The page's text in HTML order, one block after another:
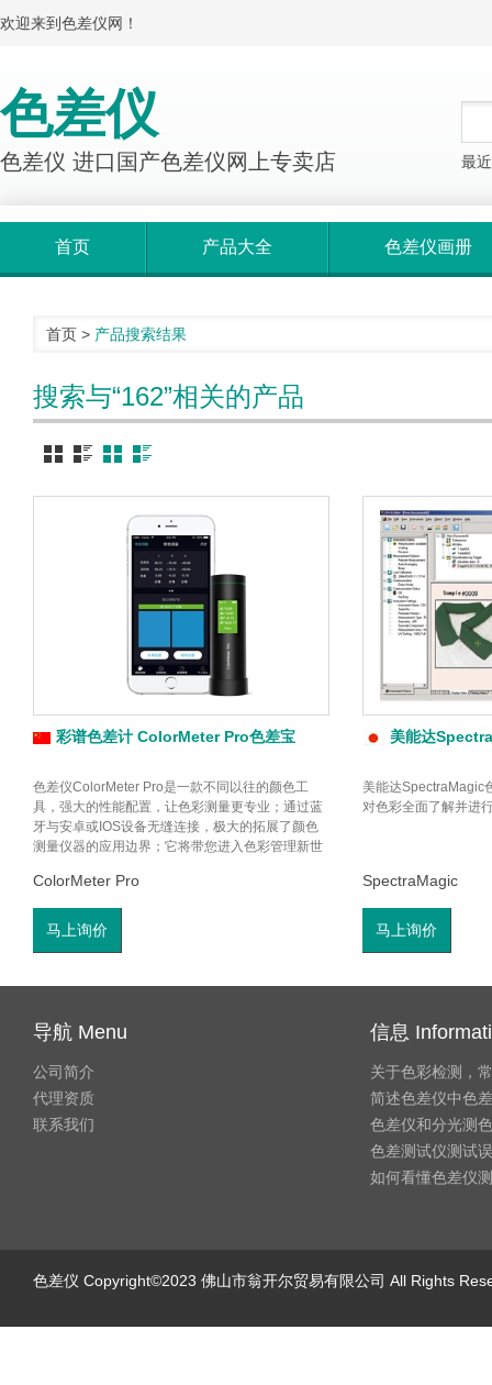
欢迎来到色差仪网！
色差仪
色差仪 进口国产色差仪网上专卖店 最
首页 产品大全 色差仪画册
首页 > 产品搜索结果
搜索与“162”相关的产品
彩谱色差计 ColorMeter Pro色差宝
色差仪ColorMeter Pro是一款不同以往的颜色工
具，强大的性能配置，让色彩测量更专业；通过蓝
牙与安卓或IOS设备无缝连接，极大的拓展了颜色
测量仪器的应用边界；它将带您进入色彩管理新世
取、色卡查找功能。
ColorMeter Pro
马上询价
美能达
美能达SpectraMagic
对色彩全面了解并进
SpectraMagic
马上询价
导航 Menu
公司简介
代理资质
联系我们
信息
关于色彩检测，
简述色差仪中色
色差仪和分光测
色差测试仪测试
如何看懂色差仪
色差仪 Copyright©2023 佛山市翁开尔贸易有限公司 All Rights